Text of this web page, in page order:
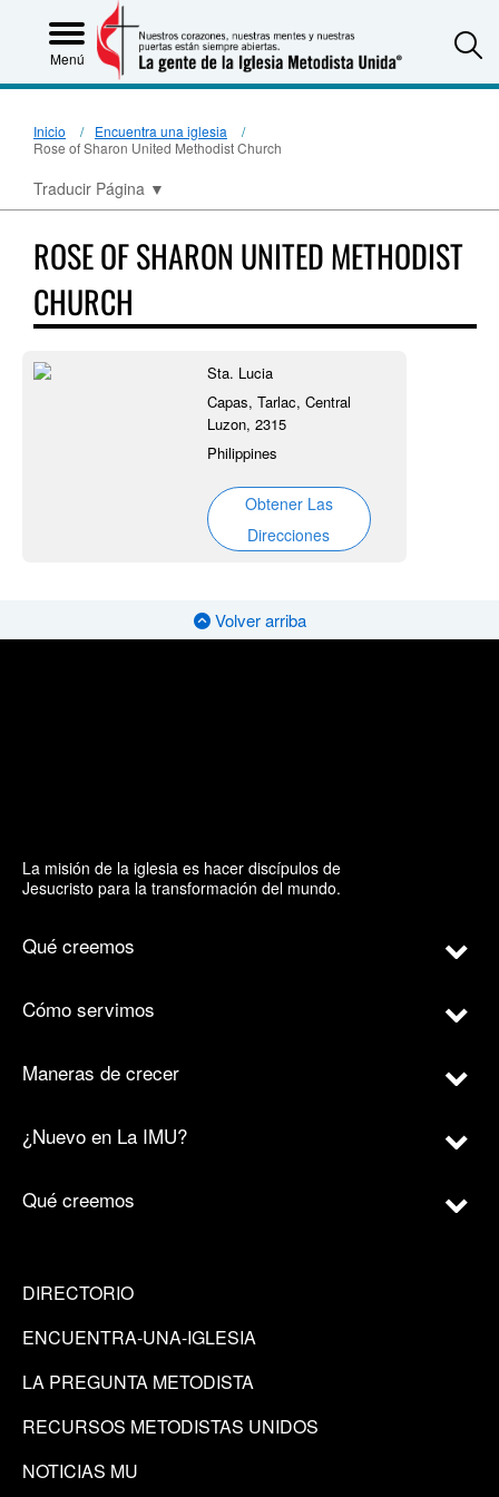
Menú
Inicio
Encuentra una iglesia
Rose of Sharon United Methodist Church
Traducir Página ▼
ROSE OF SHARON UNITED METHODIST
CHURCH
Sta. Lucia
Capas, Tarlac, Central
Luzon, 2315
Philippines
Obtener Las
Direcciones
Volver arriba
La misión de la iglesia es hacer discípulos de
Jesucristo para la transformación del mundo.
Qué creemos
Cómo servimos
Maneras de crecer
¿Nuevo en La IMU?
Qué creemos
DIRECTORIO
ENCUENTRA-UNA-IGLESIA
LA PREGUNTA METODISTA
RECURSOS METODISTAS UNIDOS
NOTICIAS MU